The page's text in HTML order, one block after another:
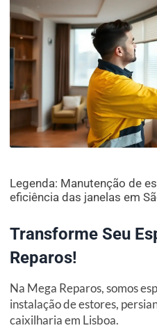
Legenda: Manutenção de
eficiência das janelas em
Transforme Seu
Reparos!
Na Mega Reparos, somos
instalação de estores,
caixilharia em Lisboa.